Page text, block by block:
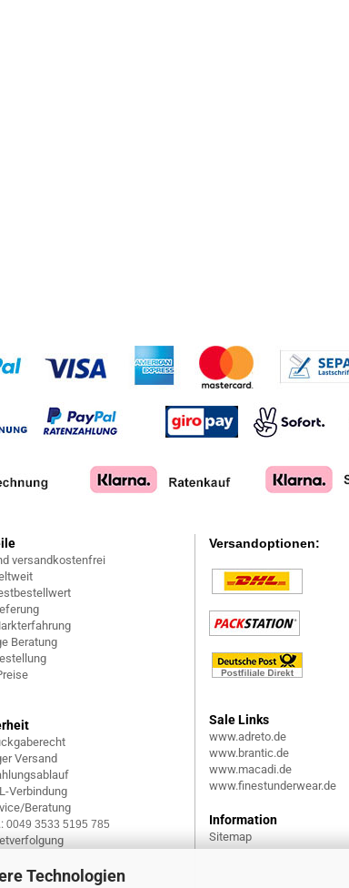
Technologien
versandkostenfrei
Beratung
Versand
Verbindung
Beratung
0049 3533 5195 785
Versandoptionen:
Sale Links
www.adreto.de
www.brantic.de
www.macadi.de
www.finestunderwear.de
Information
Sitemap